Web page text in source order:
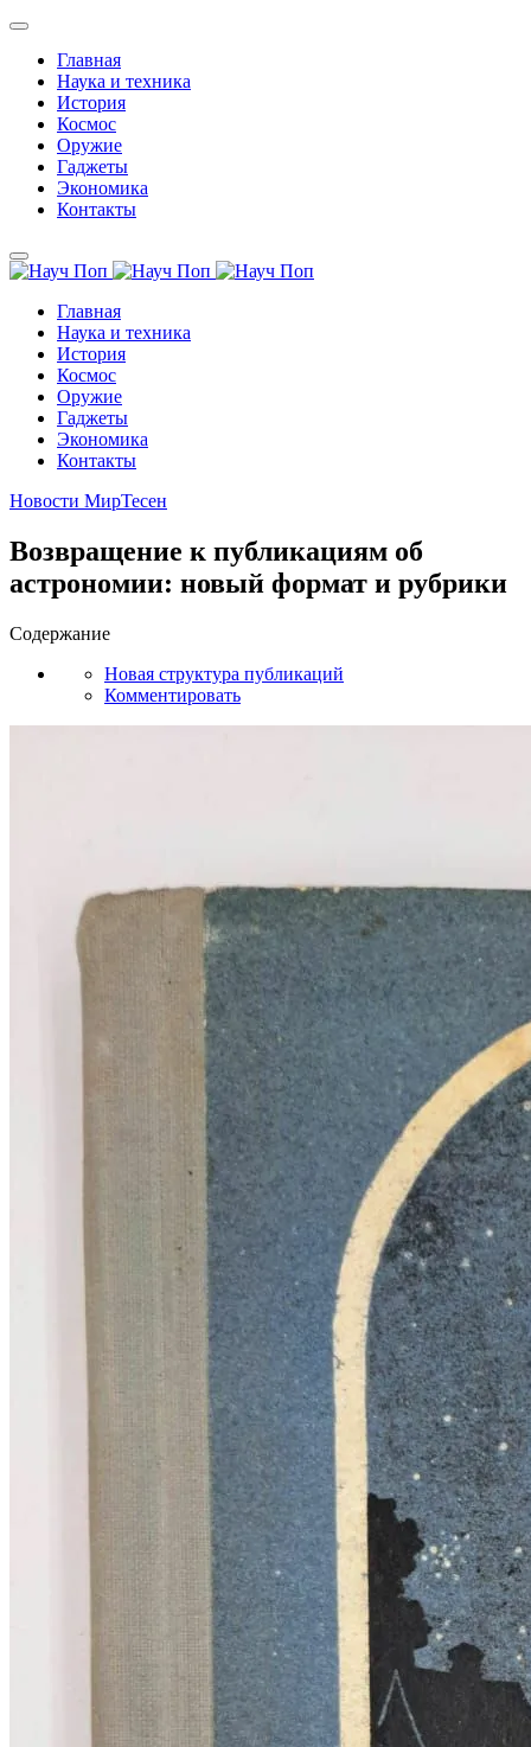
Главная
Наука и техника
История
Космос
Оружие
Гаджеты
Экономика
Контакты
Главная
Наука и техника
История
Космос
Оружие
Гаджеты
Экономика
Контакты
Новости МирТесен
Возвращение к публикациям об
астрономии: новый формат и рубрики
Содержание
Новая структура публикаций
Комментировать